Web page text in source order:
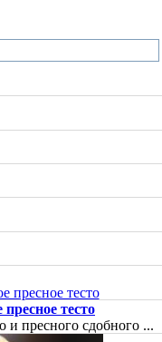
тесто
и пресного сдобного ...